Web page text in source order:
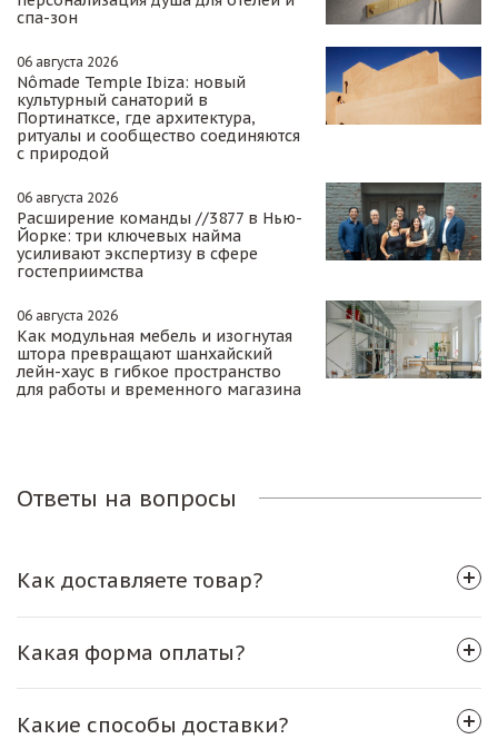
спа-зон
06 августа 2026
Nômade Temple Ibiza: новый
культурный санаторий в
Портинатксе, где архитектура,
ритуалы и сообщество соединяются
с природой
06 августа 2026
Расширение команды //3877 в Нью-
Йорке: три ключевых найма
усиливают экспертизу в сфере
гостеприимства
06 августа 2026
Как модульная мебель и изогнутая
штора превращают шанхайский
лейн-хаус в гибкое пространство
для работы и временного магазина
Ответы на вопросы
Как доставляете товар?
Какая форма оплаты?
Какие способы доставки?